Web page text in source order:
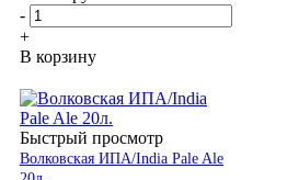
-
+
В корзину
Быстрый просмотр
Волковская ИПА/India Pale Ale